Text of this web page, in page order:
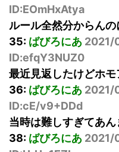
ID:EOmHxAtya
ルール全然分からん
35: ばびろにあ 2021/
ID:efqY3NUZ0
最近見返したけどホ
36: ばびろにあ 2021/
ID:cE/v9+DDd
当時は難しすぎてあ
38: ばびろにあ 2021/